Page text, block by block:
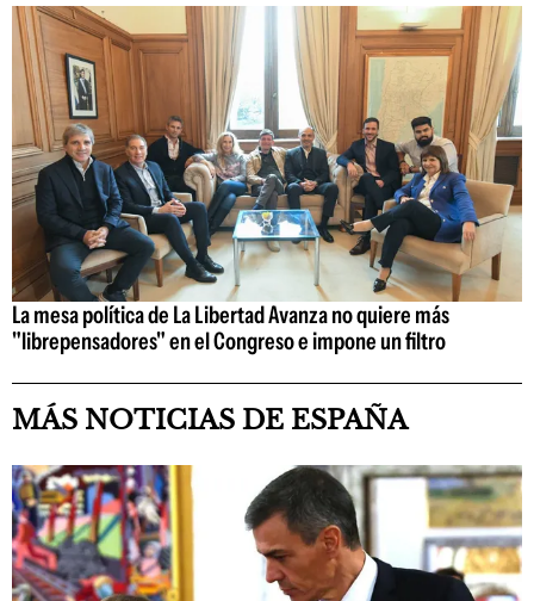
La mesa política de La Libertad Avanza no quiere más
"librepensadores" en el Congreso e impone un filtro
MÁS NOTICIAS DE ESPAÑA